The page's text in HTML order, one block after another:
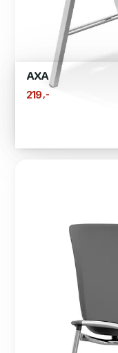
AXA
219,-